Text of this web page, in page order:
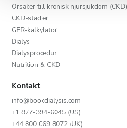
Väldigt bra
Utmärkt
Orsaker till kronisk njursjukdom (CKD)
CKD-stadier
GFR-kalkylator
Dialys
Dialysprocedur
Nutrition & CKD
Kontakt
info@bookdialysis.com
+1 877-394-6045 (US)
+44 800 069 8072 (UK)